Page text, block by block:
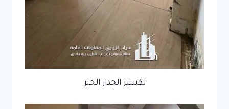
تكسير الجدار الخبر